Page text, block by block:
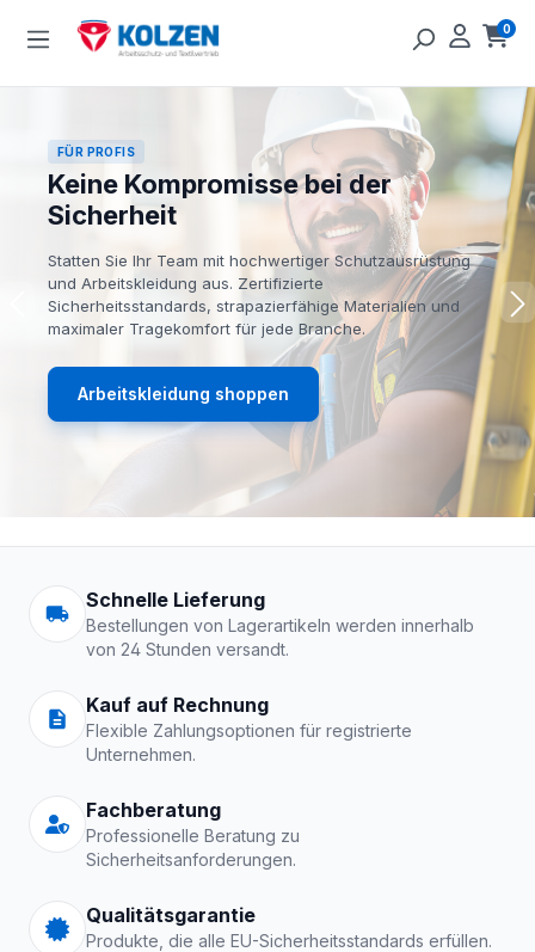
Zum Hauptinhalt springen 0
FÜR PROFIS
Keine Kompromisse bei der
Sicherheit
Statten Sie Ihr Team mit hochwertiger Schutzausrüstung
und Arbeitskleidung aus. Zertifizierte
Sicherheitsstandards, strapazierfähige Materialien und
maximaler Tragekomfort für jede Branche.
Arbeitskleidung shoppen
Arbeitskleidung |
Schnelle Lieferung
Bestellungen von Lagerartikeln werden innerhalb
von 24 Stunden versandt.
Kauf auf Rechnung
Flexible Zahlungsoptionen für registrierte
Unternehmen.
Fachberatung
Professionelle Beratung zu
Sicherheitsanforderungen.
Qualitätsgarantie
Produkte, die alle EU-Sicherheitsstandards erfüllen.